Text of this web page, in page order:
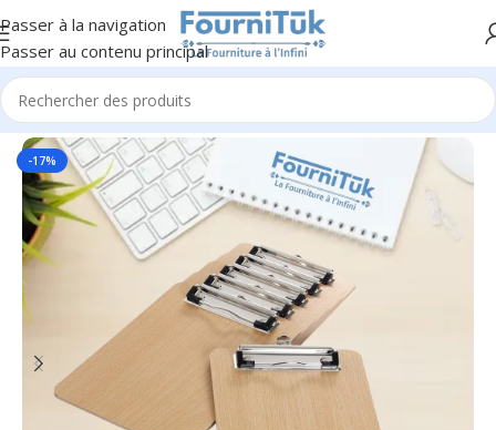
Passer à la navigation
Passer au contenu principal
Accueil/Fourniture de Bureau/Accessoires de Bureau
-17%